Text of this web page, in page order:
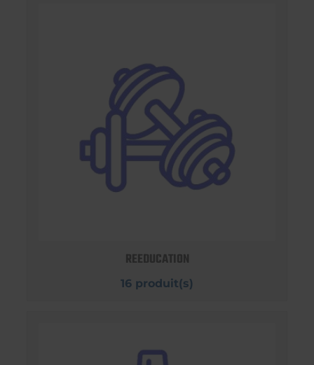
REEDUCATION
16 produit(s)